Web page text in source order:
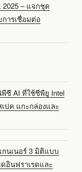
2025 – แจกชุด
ารเชื่อมต่อ
พีซี AI ที่ใช้ซีพียู Intel
เปค แกะกล่องและ
กนเนอร์ 3 มิติแบบ
อินฟราเรดและ